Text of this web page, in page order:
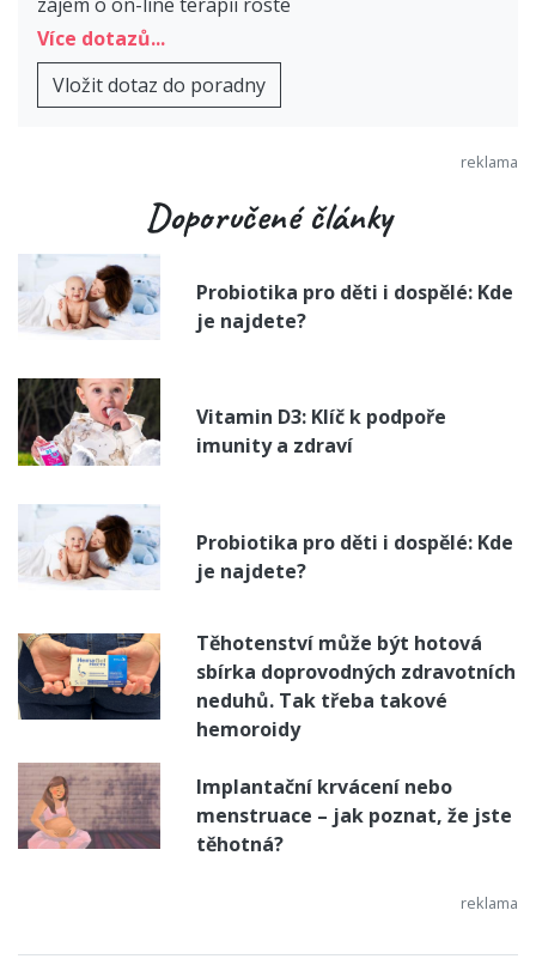
Více dotazů...
Vložit dotaz do poradny
Doporučené články
Probiotika pro děti i dospělé: Kde
je najdete?
Vitamin D3: Klíč k podpoře
imunity a zdraví
Probiotika pro děti i dospělé: Kde
je najdete?
Těhotenství může být hotová
sbírka doprovodných zdravotních
neduhů. Tak třeba takové
hemoroidy
Implantační krvácení nebo
menstruace – jak poznat, že jste
těhotná?